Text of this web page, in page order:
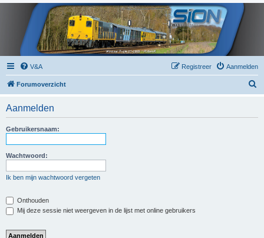
V&A Aanmelden
Registreer
Forumoverzicht
Aanmelden
Gebruikersnaam:
Wachtwoord:
Ik ben mijn wachtwoord vergeten
Onthouden
Mij deze sessie niet weergeven in de lijst met online gebruikers